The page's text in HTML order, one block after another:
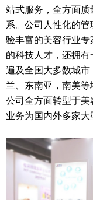
站式服务，全方面质
系。公司人性化的
验丰富的美容行业
的科技人才，还拥
遍及全国大多数城
兰、东南亚，南美
公司全方面转型于
业务为国内外多家大